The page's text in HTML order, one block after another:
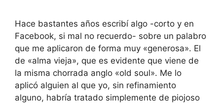
Hace bastantes años escribí algo -corto y en
Facebook, si mal no recuerdo- sobre un palabro
que me aplicaron de forma muy «generosa». El
de «alma vieja», que es evidente que viene de
la misma chorrada anglo «old soul». Me lo
aplicó alguien al que yo, sin refinamiento
alguno, habría tratado simplemente de piojoso